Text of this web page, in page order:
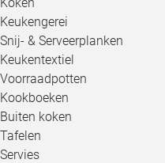
Keukengerei
Snij- & Serveerplanken
Keukentextiel
Voorraadpotten
Kookboeken
Buiten koken
Tafelen
Servies